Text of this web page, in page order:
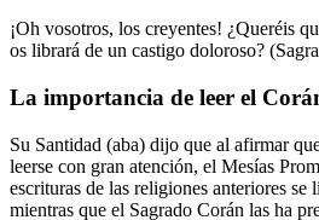
¡Oh vosotros, los creyentes! ¿Queréis
os librará de un castigo doloroso?
La importancia de leer el
Su Santidad (aba) dijo que al afirmar
leerse con gran atención, el Mesías
escrituras de las religiones anteriores se
mientras que el Sagrado Corán las ha